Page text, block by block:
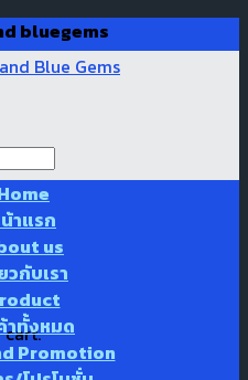
bluegems
cart.
าแรก
us
วกับเรา
าทั้งหมด
Promotion